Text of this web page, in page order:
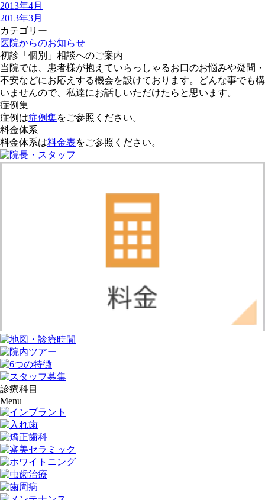
2013年4月
2013年3月
カテゴリー
医院からのお知らせ
初診「個別」相談へのご案内
当院では、患者様が抱えていらっしゃるお口のお悩みや疑問・
不安などにお応えする機会を設けております。どんな事でも構
いませんので、私達にお話しいただけたらと思います。
症例集
症例は症例集をご参照ください。
料金体系
料金体系は料金表をご参照ください。
診療科目
Menu